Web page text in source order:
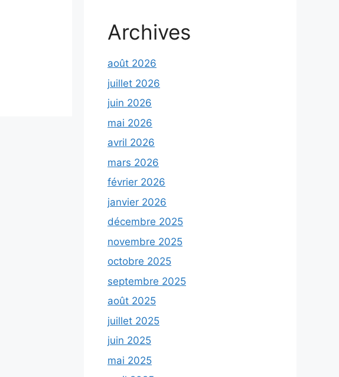
Archives
août 2026
juillet 2026
juin 2026
mai 2026
avril 2026
mars 2026
février 2026
janvier 2026
décembre 2025
novembre 2025
octobre 2025
septembre 2025
août 2025
juillet 2025
juin 2025
mai 2025